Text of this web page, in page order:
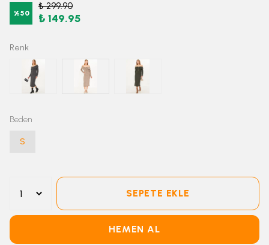
%50
₺ 299.90
₺ 149.95
Renk
Beden
S
SEPETE EKLE
HEMEN AL